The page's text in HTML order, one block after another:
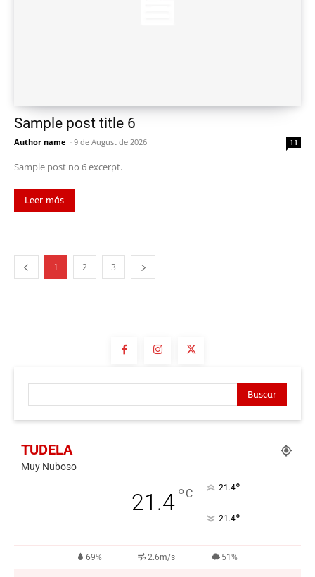
Sample post title 6
Author name - 9 de August de 2026 11
Sample post no 6 excerpt.
Leer más
1 2 3
Buscar
TUDELA
Muy Nuboso
21.4°C 21.4°
21.4°
69% 2.6m/s 51%